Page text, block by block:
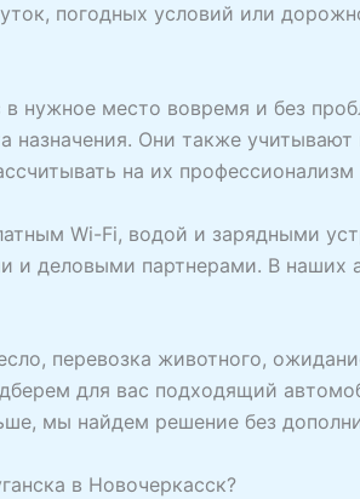
погодных условий или
нужное место вовремя и без
Они также
на их
Wi-Fi, водой и зарядными
и деловыми партнерами. В наших
перевозка животного,
для вас подходящий
мы найдем решение без
в Новочеркасск?